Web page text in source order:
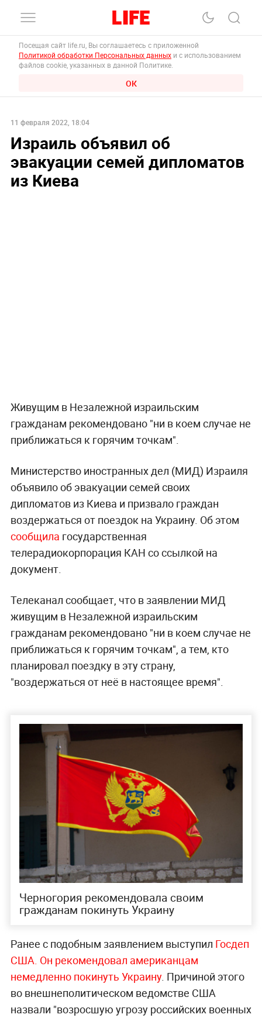
Посещая сайт life.ru, Вы соглашаетесь с приложенной
Политикой обработки Персональных данных и с использованием
файлов cookie, указанных в данной Политике.
ОК
11 февраля 2022, 18:04
Израиль объявил об
эвакуации семей дипломатов
из Киева
Живущим в Незалежной израильским
гражданам рекомендовано "ни в коем случае не
приближаться к горячим точкам".
Министерство иностранных дел (МИД) Израиля
объявило об эвакуации семей своих
дипломатов из Киева и призвало граждан
воздержаться от поездок на Украину. Об этом
сообщила государственная
телерадиокорпорация КАН со ссылкой на
документ.
Телеканал сообщает, что в заявлении МИД
живущим в Незалежной израильским
гражданам рекомендовано "ни в коем случае не
приближаться к горячим точкам", а тем, кто
планировал поездку в эту страну,
"воздержаться от неё в настоящее время".
Черногория рекомендовала своим
гражданам покинуть Украину
Ранее с подобным заявлением выступил Госдеп
США. Он рекомендовал американцам
немедленно покинуть Украину. Причиной этого
во внешнеполитическом ведомстве США
назвали "возросшую угрозу российских военных